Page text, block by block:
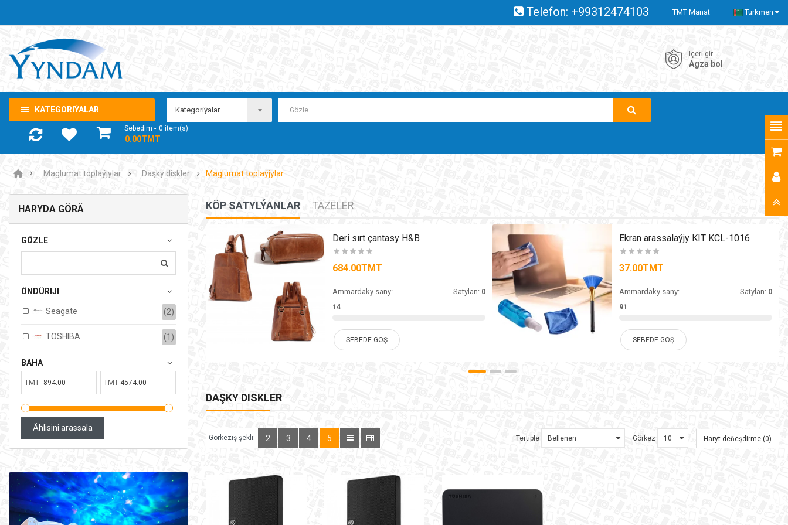
TMT Manat Turkmen
Telefon: +99312474103
Içeri gir
Agza bol
KATEGORIÝALAR Kategoriýalar
Sebedim 0 item(s)
- 0.00TMT
Maglumat toplaýjylar Daşky diskler Maglumat toplaýjylar
HARYDA GÖRÄ
GÖZLE
ÖNDÜRIJI
Seagate (2)
TOSHIBA (1)
BAHA
TMT TMT
Ählisini arassala
KÖP SATYLÝANLAR TÄZELER
Noutbuk Samsung Galaxy Book4 360
Ammardaky sany: Satylan:
Deri sırt çantasy H&B
684.00TMT
Ammardaky sany:
14
Satylan: 0
SEBEDE GOŞ
Ekran arassalaýjy KIT KCL-1016
37.00TMT
Ammardaky sany:
91
Satylan: 0
SEBEDE GOŞ
DAŞKY DISKLER
Görkeziş şekli: 2 3 4 5 Tertiple Görkez Haryt deňeşdirme (0)